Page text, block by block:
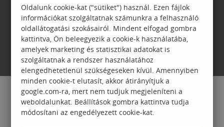
GARANCIA
JELENTKEZÉSI
FELTÉTELEK
Oldalunk cookie-kat ("sütiket") használ. Ezen fájlok
információkat szolgáltatnak számunkra a felhasználó
oldallátogatási szokásairól. Mindent elfogad gombra
kattintva, Ön beleegyezik a cookie-k használatába,
amelyek marketing és statisztikai adatokat is
szolgáltatnak a rendszer használatához
elengedhetetlenül szükségeseken kívül. Amennyiben
minden cookie-t elutasít, akkor átirányítjuk a
google.com-ra, mert nem tudjuk megjeleníteni a
weboldalunkat. Beállítások gombra kattintva tudja
módosítani az engedélyezett cookie-kat.